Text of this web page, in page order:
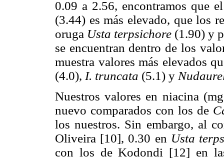
0.09 a 2.56, encontramos que
(3.44) es más elevado, que los
oruga Usta terpsichore (1.90) y
se encuentran dentro de los
muestra valores más elevados
(4.0), I. truncata (5.1) y
Nuestros valores en niacina
nuevo comparados con los de
los nuestros. Sin embargo, al
Oliveira [10], 0.30 en Usta
con los de Kodondi [12] en